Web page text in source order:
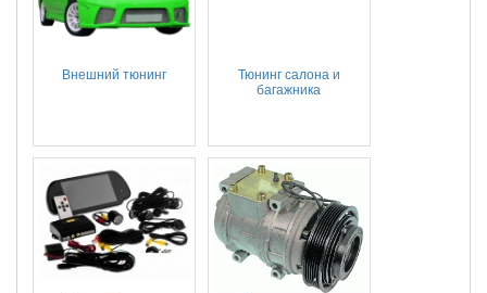
Внешний тюнинг
Тюнинг салона и
багажника